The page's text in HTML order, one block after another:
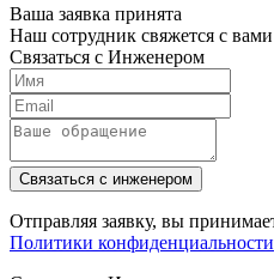
Ваша заявка принята
Наш сотрудник свяжется с
Связаться с Инженером
Связаться с инженером
Отправляя заявку, вы
Политики конфиденциальности